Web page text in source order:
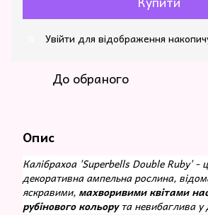
Увійти для відображення
До обраного
Опис
Калібрахоа 'Superbells Double Ruby' -
декоративна ампельна рослина,
яскравими, махворивими квітами
рубінового кольорута невибаглива у